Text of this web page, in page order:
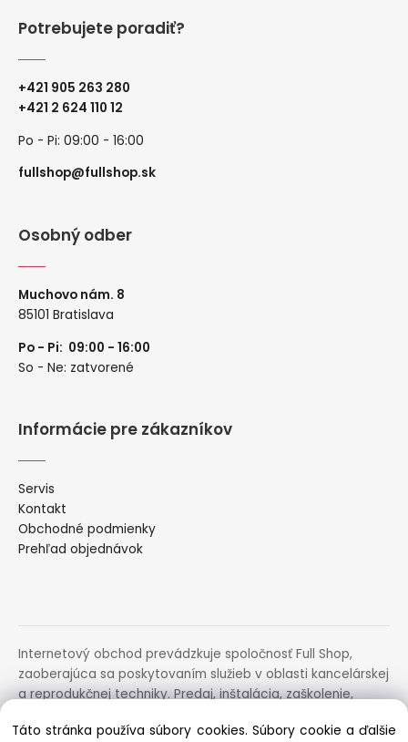
Potrebujete poradiť?
+421 905 263 280
+421 2 624 110 12
Po - Pi: 09:00 - 16:00
fullshop@fullshop.sk
Osobný odber
Muchovo nám. 8
85101 Bratislava
Po - Pi: 09:00 - 16:00
So - Ne: zatvorené
Informácie pre zákazníkov
Servis
Kontakt
Obchodné podmienky
Prehľad objednávok
Internetový obchod prevádzkuje spoločnosť Full Shop,
zaoberajúca sa poskytovaním služieb v oblasti kancelárskej
a reprodukčnej techniky. Predaj, inštalácia, zaškolenie,
zariadení.
Táto stránka používa súbory cookies. Súbory cookie a ďalšie